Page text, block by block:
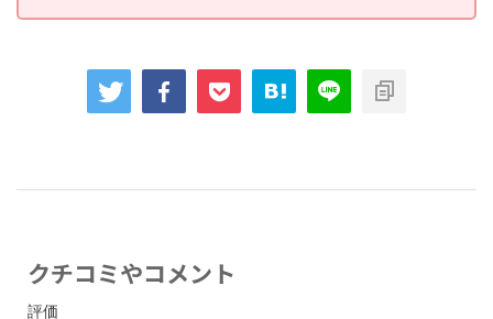
クチコミやコメント
評価